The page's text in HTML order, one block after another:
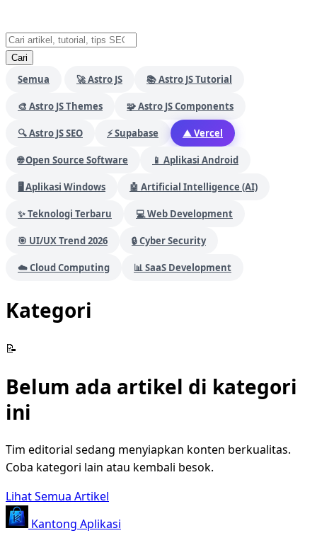
Cari
Semua 🚀 Astro JS 📚 Astro JS Tutorial
🎨 Astro JS Themes 🧩 Astro JS Components
🔍 Astro JS SEO ⚡ Supabase ▲ Vercel
🌐 Open Source Software 📱 Aplikasi Android
🖥️ Aplikasi Windows 🤖 Artificial Intelligence (AI)
✨ Teknologi Terbaru 💻 Web Development
🎯 UI/UX Trend 2026 🔒 Cyber Security
☁️ Cloud Computing 📊 SaaS Development
Kategori
📝
Belum ada artikel di kategori
ini
Tim editorial sedang menyiapkan konten berkualitas.
Coba kategori lain atau kembali besok.
Lihat Semua Artikel
Kantong Aplikasi